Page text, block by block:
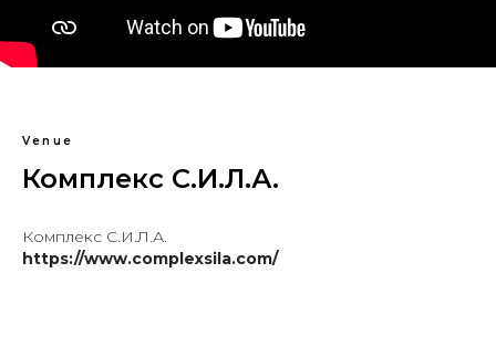
Venue
Комплекс С.И.Л.А.
Комплекс С.И.Л.А.
https://www.complexsila.com/